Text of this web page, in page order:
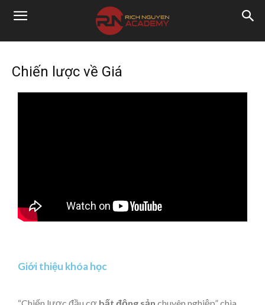
Chiến lược về Giá
Giới thiệu khóa học